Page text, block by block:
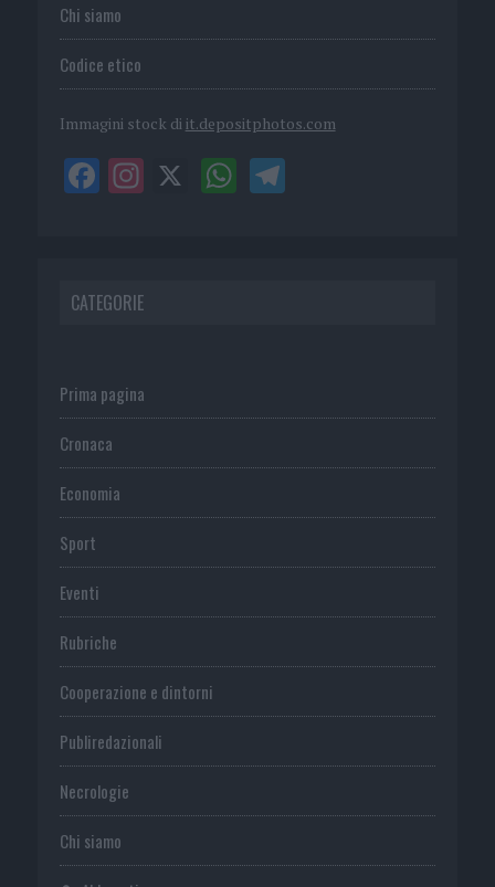
Chi siamo
Codice etico
Immagini stock di it.depositphotos.com
CATEGORIE
Prima pagina
Cronaca
Economia
Sport
Eventi
Rubriche
Cooperazione e dintorni
Publiredazionali
Necrologie
Chi siamo